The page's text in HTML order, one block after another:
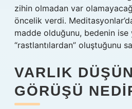
zihin olmadan var
öncelik verdi.
madde olduğunu, bedenin ise
“rastlantılardan” oluştuğunu
VARLIK
GÖRÜŞÜ